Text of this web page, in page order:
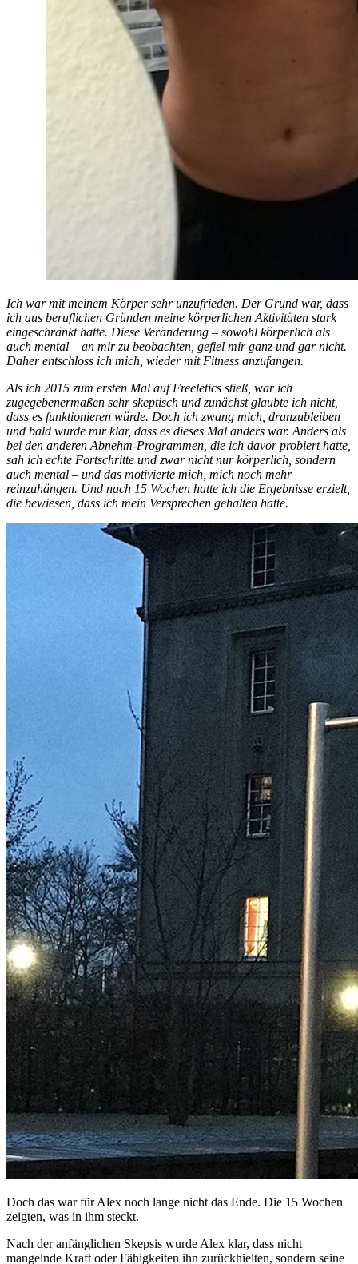
Ich war mit meinem Körper sehr unzufrieden. Der Grund war, dass
ich aus beruflichen Gründen meine körperlichen Aktivitäten stark
eingeschränkt hatte. Diese Veränderung – sowohl körperlich als
auch mental – an mir zu beobachten, gefiel mir ganz und gar nicht.
Daher entschloss ich mich, wieder mit Fitness anzufangen.
Als ich 2015 zum ersten Mal auf Freeletics stieß, war ich
zugegebenermaßen sehr skeptisch und zunächst glaubte ich nicht,
dass es funktionieren würde. Doch ich zwang mich, dranzubleiben
und bald wurde mir klar, dass es dieses Mal anders war. Anders als
bei den anderen Abnehm-Programmen, die ich davor probiert hatte,
sah ich echte Fortschritte und zwar nicht nur körperlich, sondern
auch mental – und das motivierte mich, mich noch mehr
reinzuhängen. Und nach 15 Wochen hatte ich die Ergebnisse erzielt,
die bewiesen, dass ich mein Versprechen gehalten hatte.
Doch das war für Alex noch lange nicht das Ende. Die 15 Wochen
zeigten, was in ihm steckt.
Nach der anfänglichen Skepsis wurde Alex klar, dass nicht
mangelnde Kraft oder Fähigkeiten ihn zurückhielten, sondern seine